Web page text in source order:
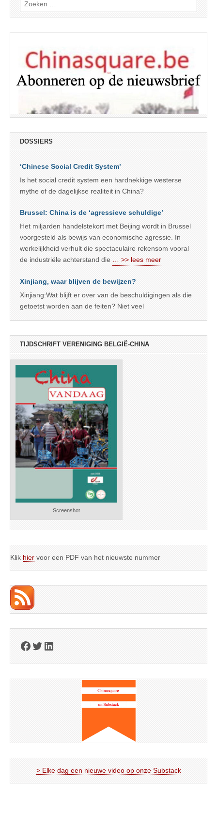
naar:
DOSSIERS
‘Chinese Social Credit System’
Is het social credit system een hardnekkige westerse
mythe of de dagelijkse realiteit in China?
Brussel: China is de ‘agressieve schuldige’
Het miljarden handelstekort met Beijing wordt in Brussel
voorgesteld als bewijs van economische agressie. In
werkelijkheid verhult die spectaculaire rekensom vooral
de industriële achterstand die
… >> lees meer
Xinjiang, waar blijven de bewijzen?
Xinjiang:Wat blijft er over van de beschuldigingen als die
getoetst worden aan de feiten? Niet veel
TIJDSCHRIFT VERENIGING BELGIË-CHINA
Screenshot
Klik hier voor een PDF van het nieuwste nummer
Facebook
Twitter
LinkedIn
> Elke dag een nieuwe video op onze Substack